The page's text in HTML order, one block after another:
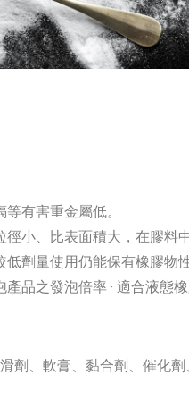
有害重金屬低。
徑小、比表面積大，在膠料
低劑量使用仍能保有橡膠物性
產品之發泡倍率 ‧ 適合液態
劑、軟膏、黏合劑、催化劑